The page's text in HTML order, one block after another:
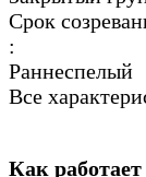
Срок
:
Раннеспелый
Все
Как